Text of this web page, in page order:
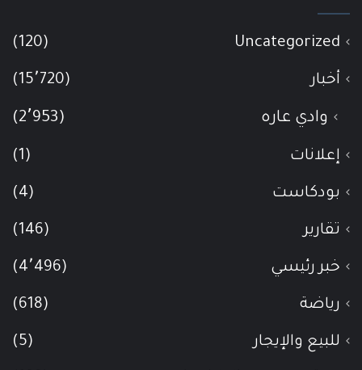
Uncategorized
(120)
أخبار (15٬720)
وادي عاره (2٬953)
إعلانات (1)
بودكاست (4)
تقارير (146)
خبر رئيسي (4٬496)
رياضة (618)
للبيع والإيجار (5)